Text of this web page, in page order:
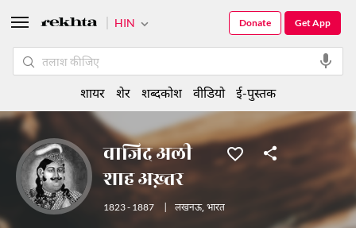
वाजिद अली
शाह अख़्तर
1823 - 1887 लखनऊ, भारत
HIN Get App
Donate
शायर शेर शब्दकोश वीडियो ई-पुस्तक